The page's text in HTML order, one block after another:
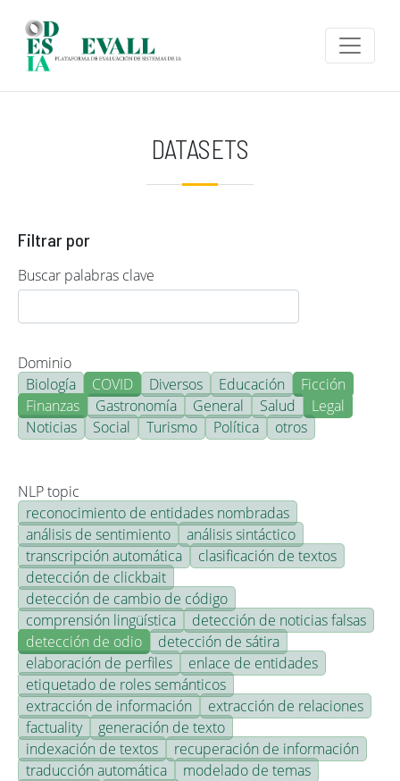
DATASETS
Filtrar por
Buscar palabras clave
Dominio
Biología
COVID Diversos Educación
Ficción
Finanzas
Gastronomía General Salud
Legal
Noticias
Social Turismo Política otros
NLP topic
reconocimiento de entidades nombradas
análisis de sentimiento
análisis sintáctico
transcripción automática
clasificación de textos
detección de clickbait
detección de cambio de código
comprensión lingüística
detección de noticias falsas
detección de odio
detección de sátira
elaboración de perfiles
enlace de entidades
etiquetado de roles semánticos
extracción de información
extracción de relaciones
factuality
generación de texto
indexación de textos
recuperación de información
traducción automática
modelado de temas